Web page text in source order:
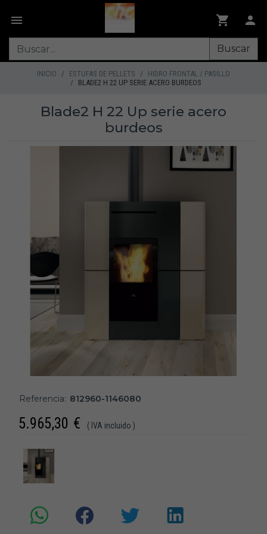
Buscar
INICIO ESTUFAS DE PELLETS
HIDRO FRONTAL / PASILLO
BLADE2 H 22 UP SERIE ACERO BURDEOS
Blade2 H 22 Up serie acero
burdeos
Referencia: 812960-1146080
5.965,30 € ( IVA incluido )